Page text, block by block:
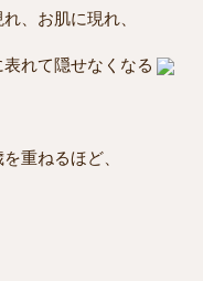
、お肌に現れ、
れて隠せなくなる
重ねるほど、